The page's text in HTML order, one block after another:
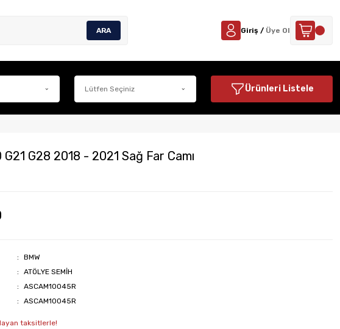
ARA Giriş / Üye Ol
Ürünleri Listele
G21 G28 2018 - 2021 Sağ Far Camı
BMW
ATÖLYE SEMİH
ASCAM10045R
ASCAM10045R
taksitlerle!